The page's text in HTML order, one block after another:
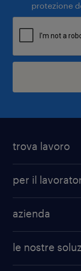
protezione
trova lavoro
per il
azienda
le nostre